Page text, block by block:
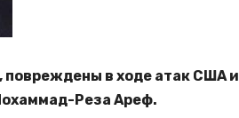
в ходе атак США и
Реза Ареф.